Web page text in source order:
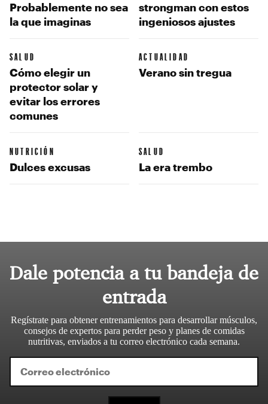
Probablemente no sea
la que imaginas
strongman con estos
ingeniosos ajustes
SALUD
Cómo elegir un
protector solar y
evitar los errores
comunes
ACTUALIDAD
Verano sin tregua
NUTRICIÓN
Dulces excusas
SALUD
La era trembo
Dale potencia a tu bandeja de
entrada
Regístrate para obtener entrenamientos para desarrollar músculos,
consejos de expertos para perder peso y planes de comidas
nutritivas, enviados a tu correo electrónico cada semana.